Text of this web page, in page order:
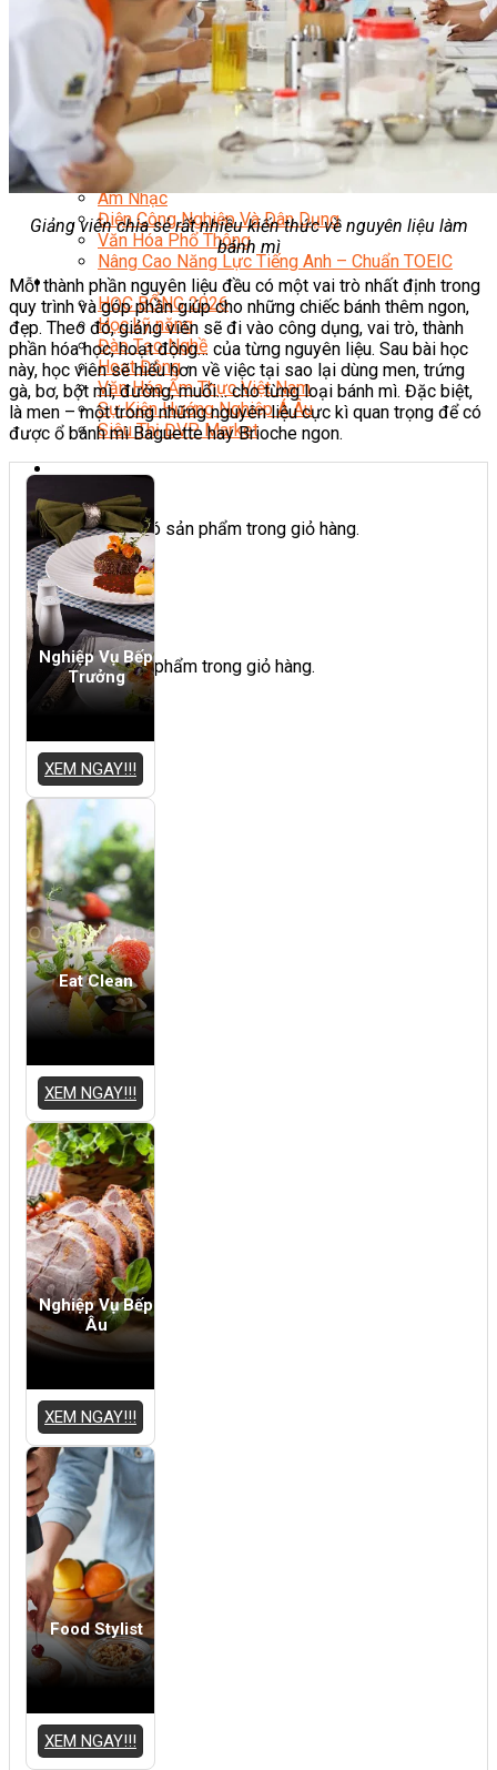
Quản Lý Kinh Doanh Nhà Hàng Và Dịch Vụ Ăn Uống
Hướng Dẫn Du Lịch
Quản Trị Lữ Hành
Marketing
Tạo Mẫu Và Chăm Sóc Sắc Đẹp
Truyền Thông Đa Phương Tiện
Công Nghệ Thông Tin
An Ninh Mạng
Thiết Kế Đồ Họa
Âm Nhạc
Điện Công Nghiệp Và Dân Dụng
Văn Hóa Phổ Thông
Nâng Cao Năng Lực Tiếng Anh – Chuẩn TOEIC
Tin Tức
HỌC BỔNG 2026
Học kỹ năng
Đào Tạo Nghề
Hoạt Động
Văn Hóa Ẩm Thực Việt Nam
Sự Kiện Hướng Nghiệp Á Âu
Siêu Thị ĐVP Market
Chưa có sản phẩm trong giỏ hàng.
Giỏ hàng
Chưa có sản phẩm trong giỏ hàng.
Giảng viên chia sẻ rất nhiều kiến thức về nguyên liệu làm
bánh mì
Mỗi thành phần nguyên liệu đều có một vai trò nhất định trong
quy trình và góp phần giúp cho những chiếc bánh thêm ngon,
đẹp. Theo đó, giảng viên sẽ đi vào công dụng, vai trò, thành
phần hóa học, hoạt động… của từng nguyên liệu. Sau bài học
này, học viên sẽ hiểu hơn về việc tại sao lại dùng men, trứng
gà, bơ, bột mì, đường, muối… cho từng loại bánh mì. Đặc biệt,
là men – một trong những nguyên liệu cực kì quan trọng để có
được ổ bánh mì Baguette hay Brioche ngon.
Nghiệp Vụ Bếp
Trưởng
XEM NGAY!!!
Eat Clean
XEM NGAY!!!
Nghiệp Vụ Bếp
Âu
XEM NGAY!!!
Food Stylist
XEM NGAY!!!